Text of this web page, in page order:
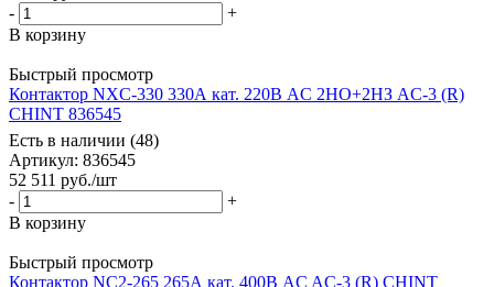
-
+
В корзину
Быстрый просмотр
Контактор NXC-330 330А кат. 220В AC 2НО+2НЗ AC-3 (R)
CHINT 836545
Есть в наличии (48)
Артикул: 836545
52 511 руб./шт
-
+
В корзину
Быстрый просмотр
Контактор NC2-265 265А кат. 400В AC AC-3 (R) CHINT